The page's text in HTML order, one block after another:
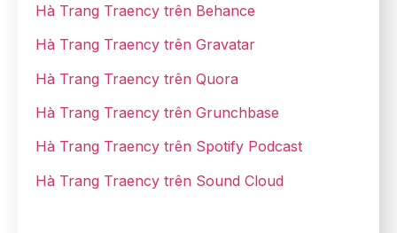
Hà Trang Traency trên Behance
Hà Trang Traency trên Gravatar
Hà Trang Traency trên Quora
Hà Trang Traency trên Grunchbase
Hà Trang Traency trên Spotify Podcast
Hà Trang Traency trên Sound Cloud